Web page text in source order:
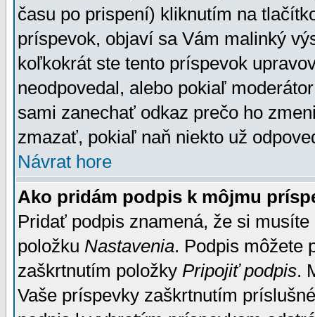
času po prispení) kliknutím na
príspevok, objaví sa Vám malinký
koľkokrát ste tento príspevok
neodpovedal, alebo pokiaľ
sami zanechať odkaz prečo ho
zmazať, pokiaľ naň niekto už
Návrat hore
Ako pridám podpis k môjmu
Pridať podpis znamená, že si
položku Nastavenia. Podpis môžete
zaškrtnutím položky Pripojiť podpis.
Vaše príspevky zaškrtnutím